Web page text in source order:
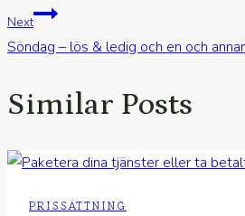
Next
Söndag – lös & ledig och en och
Similar Posts
PRISSÄTTNING